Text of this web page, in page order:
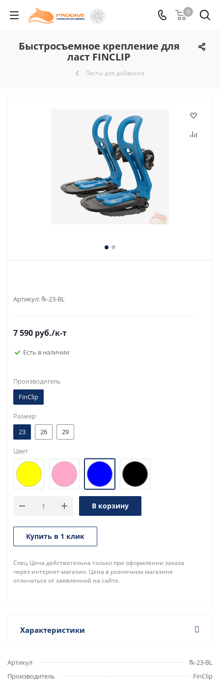
0
Быстросъемное крепление для
ласт FINCLIP
Ласты для дайвинга
Артикул:fk-23-BL
7 590 руб./к-т
Есть в наличии
Производитель
FinClip
Размер
23
26 29
Цвет
В корзину
Купить в 1 клик
Спец Цена действительна только при оформлении заказа
через интернет-магазин. Цена в розничном магазине
отличаться от заявленной на сайте.
Характеристики
Артикул
fk-23-BL
Производитель
FinClip